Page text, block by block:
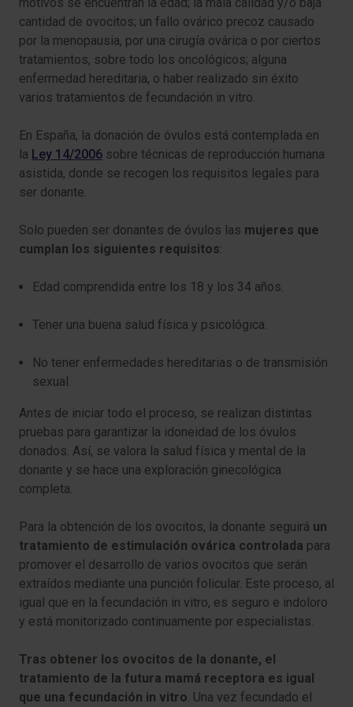
motivos se encuentran la edad; la mala calidad y/o baja
cantidad de ovocitos; un fallo ovárico precoz causado
por la menopausia, por una cirugía ovárica o por ciertos
tratamientos, sobre todo los oncológicos; alguna
enfermedad hereditaria, o haber realizado sin éxito
varios tratamientos de fecundación in vitro.
En España, la donación de óvulos está contemplada en
la Ley 14/2006 sobre técnicas de reproducción humana
asistida, donde se recogen los requisitos legales para
ser donante.
Solo pueden ser donantes de óvulos las mujeres que
cumplan los siguientes requisitos:
Edad comprendida entre los 18 y los 34 años.
Tener una buena salud física y psicológica.
No tener enfermedades hereditarias o de transmisión
sexual.
Antes de iniciar todo el proceso, se realizan distintas
pruebas para garantizar la idoneidad de los óvulos
donados. Así, se valora la salud física y mental de la
donante y se hace una exploración ginecológica
completa.
Para la obtención de los ovocitos, la donante seguirá un
tratamiento de estimulación ovárica controlada para
promover el desarrollo de varios ovocitos que serán
extraídos mediante una punción folicular. Este proceso, al
igual que en la fecundación in vitro, es seguro e indoloro
y está monitorizado continuamente por especialistas.
Tras obtener los ovocitos de la donante, el
tratamiento de la futura mamá receptora es igual
que una fecundación in vitro. Una vez fecundado el